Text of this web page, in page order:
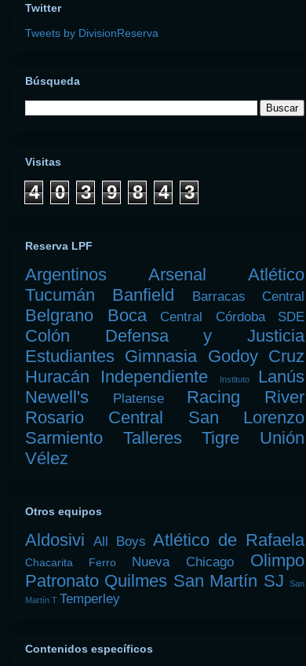
Twitter
Tweets by DivisionReserva
Búsqueda
Visitas
4 0 3 9 8 4 3
Reserva LPF
Argentinos Arsenal
Atlético
Tucumán
Banfield Barracas Central
Belgrano Boca Central Córdoba SDE
Colón
Defensa y Justicia
Estudiantes Gimnasia Godoy Cruz
Huracán
Independiente Instituto
Lanús
Newell's
Platense Racing
River
Rosario Central
San Lorenzo
Sarmiento
Talleres Tigre
Unión
Vélez
Otros equipos
Aldosivi All Boys Atlético de Rafaela
Chacarita Ferro Nueva Chicago
Olimpo
Patronato Quilmes San Martín SJ
San
Martín T Temperley
Contenidos específicos